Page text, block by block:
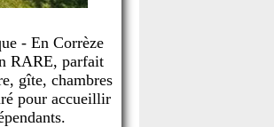
- En Corrèze
RARE, parfait
gîte, chambres
pour accueillir